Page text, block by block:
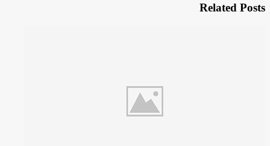
Related Posts